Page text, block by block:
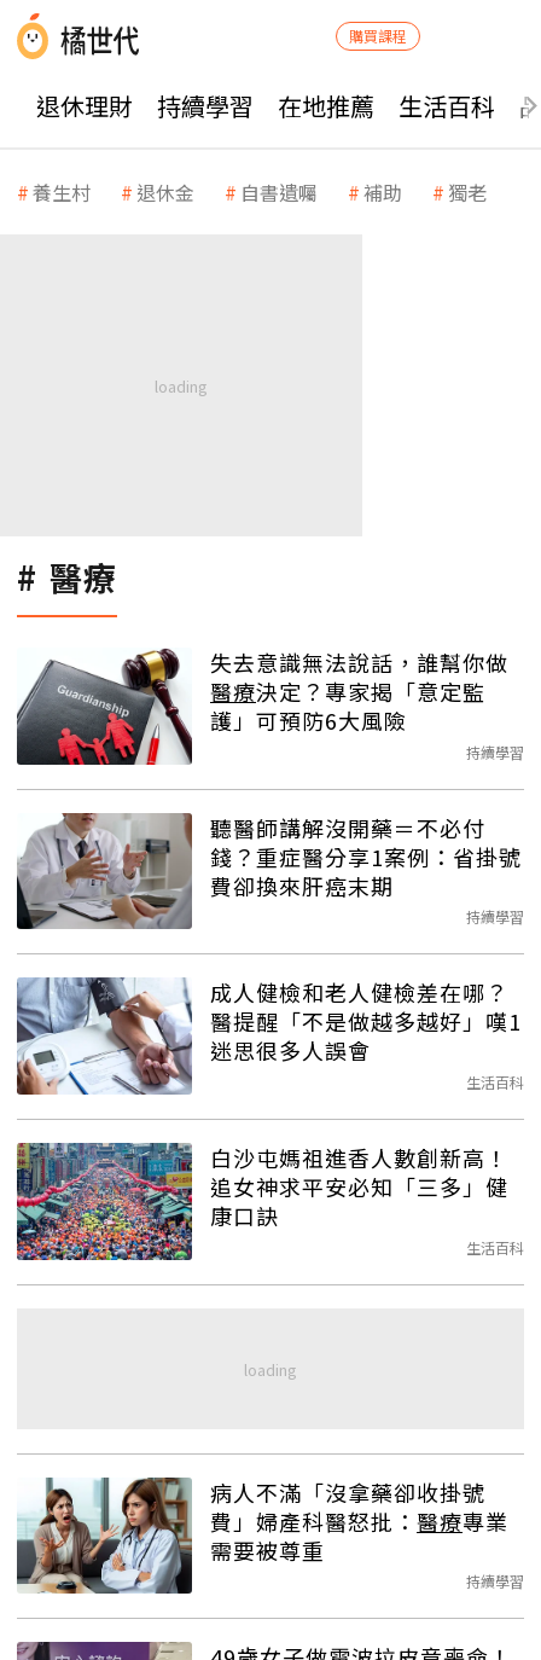
購買課程
退休理財 持續學習 在地推薦 生活百科
養生村 退休金 自書遺囑 補助 獨老
醫療
失去意識無法說話，誰幫你做
醫療決定？專家揭「意定監
護」可預防6大風險
持續學習
聽醫師講解沒開藥＝不必付
錢？重症醫分享1案例：省掛號
費卻換來肝癌末期
持續學習
成人健檢和老人健檢差在哪？
醫提醒「不是做越多越好」嘆1
迷思很多人誤會
生活百科
白沙屯媽祖進香人數創新高！
追女神求平安必知「三多」健
康口訣
生活百科
病人不滿「沒拿藥卻收掛號
費」婦產科醫怒批： 醫療專業
需要被尊重
持續學習